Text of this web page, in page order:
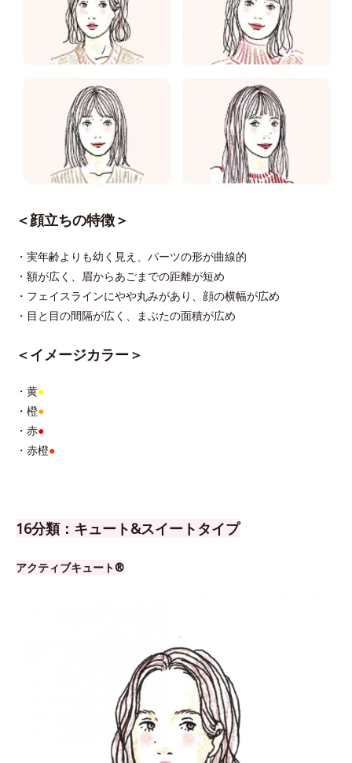
＜顔立ちの特徴＞
・実年齢よりも幼く見え、パーツの形が曲線的
・額が広く、眉からあごまでの距離が短め
・フェイスラインにやや丸みがあり、顔の横幅が広め
・目と目の間隔が広く、まぶたの面積が広め
＜イメージカラー＞
・黄●
・橙●
・赤●
・赤橙●
16分類：キュート&スイートタイプ
アクティブキュート®